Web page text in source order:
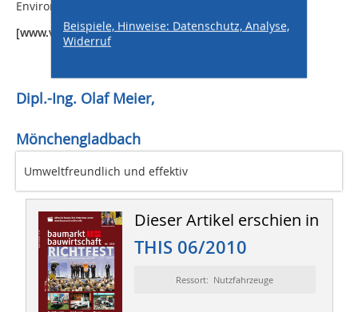
Environmentally Friendly Vehicle).
[www.volkswagen-nutzfahrzeuge.de]
Dipl.-Ing. Olaf Meier,
Mönchengladbach
Umweltfreundlich und effektiv
Dieser Artikel erschien in
THIS 06/2010
Ressort: Nutzfahrzeuge
Beispiele, Hinweise: Datenschutz, Analyse,
Widerruf